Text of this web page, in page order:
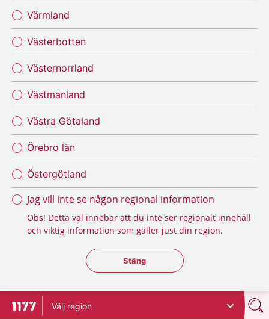
Värmland
Västerbotten
Västernorrland
Västmanland
Västra Götaland
Örebro län
Östergötland
Jag vill inte se någon regional information
Obs! Detta val innebär att du inte ser regionalt innehåll
och viktig information som gäller just din region.
Stäng regionsväljaren
Stäng
Till startsidan för 1177
Välj region